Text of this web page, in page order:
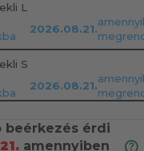
L
2026.08.21.
S
2026.08.21.
beérkezés érdi
amennyiben